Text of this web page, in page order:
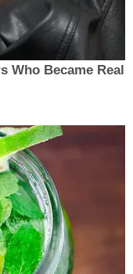
Who Became Real